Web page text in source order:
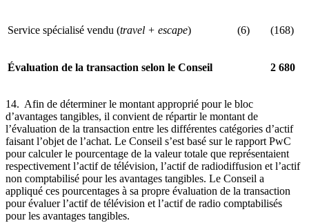
Service spécialisé vendu (travel + escape) (6) (168)
Évaluation de la transaction selon le Conseil 2 680
14. Afin de déterminer le montant approprié pour le bloc
d’avantages tangibles, il convient de répartir le montant de
l’évaluation de la transaction entre les différentes catégories d’actif
faisant l’objet de l’achat. Le Conseil s’est basé sur le rapport PwC
pour calculer le pourcentage de la valeur totale que représentaient
respectivement l’actif de télévision, l’actif de radiodiffusion et l’actif
non comptabilisé pour les avantages tangibles. Le Conseil a
appliqué ces pourcentages à sa propre évaluation de la transaction
pour évaluer l’actif de télévision et l’actif de radio comptabilisés
pour les avantages tangibles.